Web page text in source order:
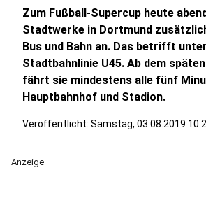
Zum Fußball-Supercup heute
Stadtwerke in Dortmund
Bus und Bahn an. Das betrifft
Stadtbahnlinie U45. Ab dem
fährt sie mindestens alle fünf
Hauptbahnhof und Stadion.
Veröffentlicht: Samstag, 03.08.2019
Anzeige